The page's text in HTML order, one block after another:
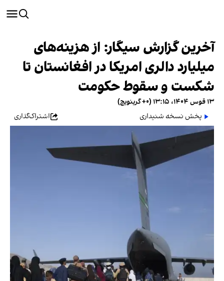
آخرین گزارش سیگار: از هزینه‌های
میلیارد دالری امریکا در افغانستان تا
شکست و سقوط حکومت
۱۳ قوس ۱۴۰۴، ۱۳:۱۵ (‎+۰ گرینویچ)
پخش نسخه شنیداری
اشتراک‌گذاری